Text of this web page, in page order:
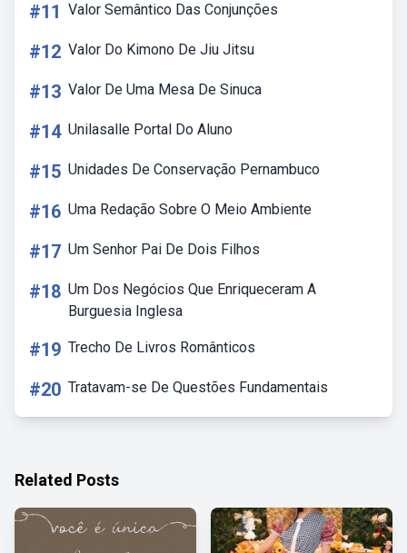
#11 Valor Semântico Das Conjunções
#12 Valor Do Kimono De Jiu Jitsu
#13 Valor De Uma Mesa De Sinuca
#14 Unilasalle Portal Do Aluno
#15 Unidades De Conservação Pernambuco
#16 Uma Redação Sobre O Meio Ambiente
#17 Um Senhor Pai De Dois Filhos
#18 Um Dos Negócios Que Enriqueceram A
Burguesia Inglesa
#19 Trecho De Livros Românticos
#20 Tratavam-se De Questões Fundamentais
Related Posts